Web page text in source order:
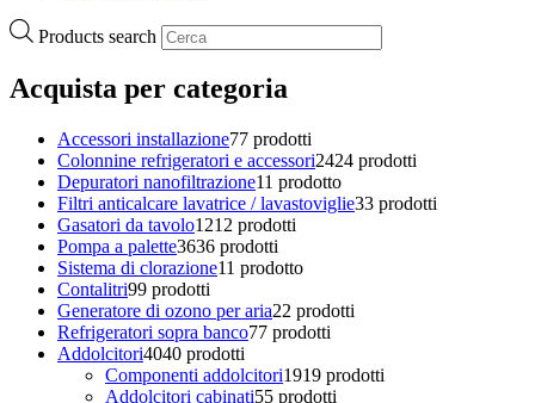
Products search
Acquista per categoria
Accessori installazione77 prodotti
Colonnine refrigeratori e accessori2424 prodotti
Depuratori nanofiltrazione11 prodotto
Filtri anticalcare lavatrice / lavastoviglie33 prodotti
Gasatori da tavolo1212 prodotti
Pompa a palette3636 prodotti
Sistema di clorazione11 prodotto
Contalitri99 prodotti
Generatore di ozono per aria22 prodotti
Refrigeratori sopra banco77 prodotti
Addolcitori4040 prodotti
Componenti addolcitori1919 prodotti
Addolcitori cabinati55 prodotti